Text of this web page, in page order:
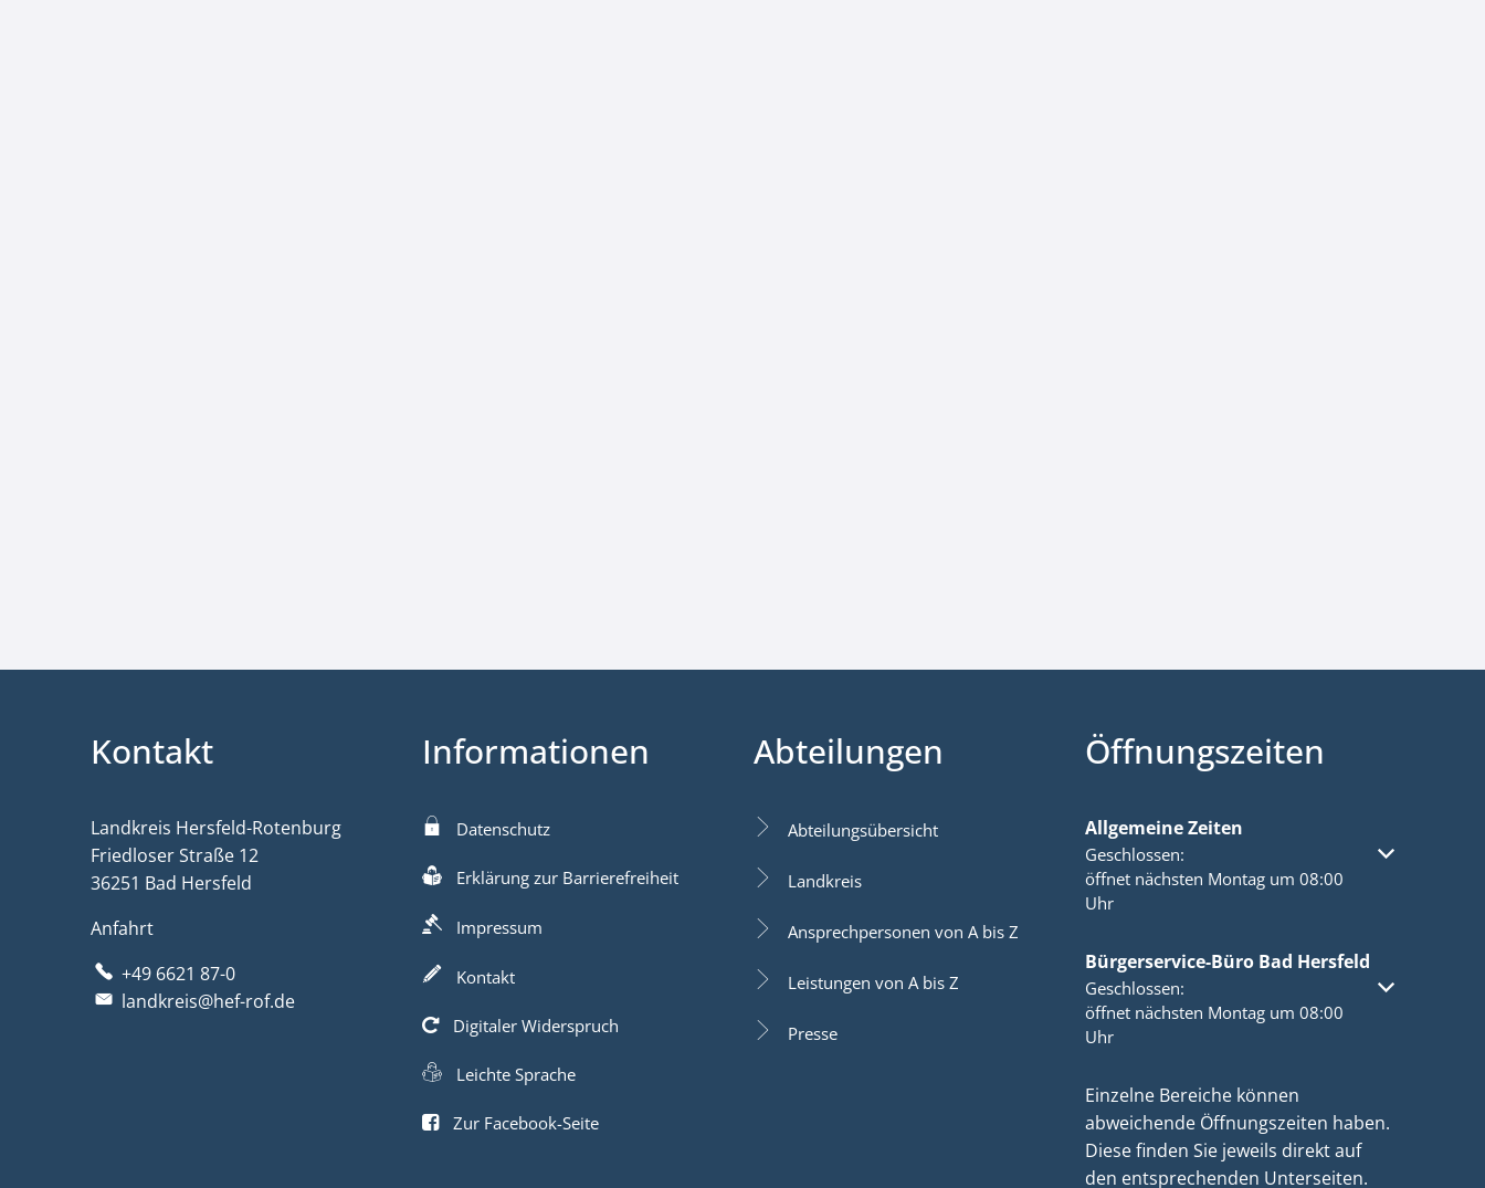
Kontakt
Landkreis Hersfeld-Rotenburg
Friedloser Straße 12
36251 Bad Hersfeld
Anfahrt
+49 6621 87-0
landkreis@hef-rof.de
Informationen
Datenschutz
Erklärung zur Barrierefreiheit
Impressum
Kontakt
Digitaler Widerspruch
Leichte Sprache
Zur Facebook-Seite
Abteilungen
Abteilungsübersicht
Landkreis
Ansprechpersonen von A bis Z
Leistungen von A bis Z
Presse
Öffnungszeiten
Allgemeine Zeiten
Klicken, um weitere Öffnungs- oder Schließzeiten
Geschlossen:
öffnet nächsten Montag um 08:00
Uhr
Bürgerservice-Büro Bad Hersfeld
Klicken, um weitere Öffnungs- oder Schließzeiten
Geschlossen:
öffnet nächsten Montag um 08:00
Uhr
Einzelne Bereiche können
abweichende Öffnungszeiten haben.
Diese finden Sie jeweils direkt auf
den entsprechenden Unterseiten.